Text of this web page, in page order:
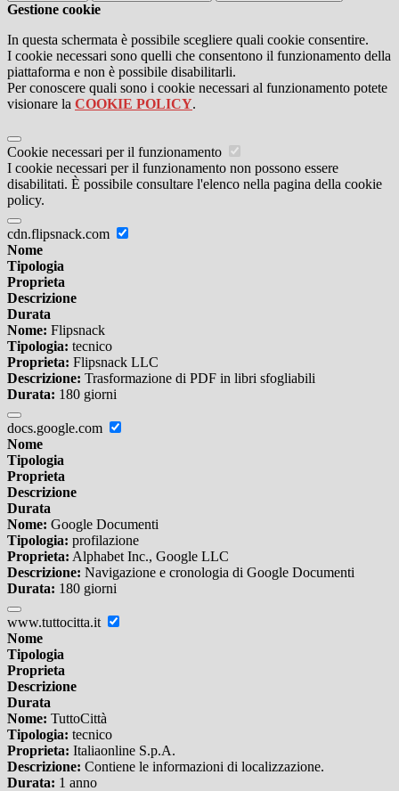
Gestione cookie
In questa schermata è possibile scegliere quali cookie consentire.
I cookie necessari sono quelli che consentono il funzionamento della
piattaforma e non è possibile disabilitarli.
Per conoscere quali sono i cookie necessari al funzionamento potete
visionare la COOKIE POLICY.
Cookie necessari per il funzionamento
I cookie necessari per il funzionamento non possono essere
disabilitati. È possibile consultare l'elenco nella pagina della cookie
policy.
cdn.flipsnack.com
Nome
Tipologia
Proprieta
Descrizione
Durata
Nome: Flipsnack
Tipologia: tecnico
Proprieta: Flipsnack LLC
Descrizione: Trasformazione di PDF in libri sfogliabili
Durata: 180 giorni
docs.google.com
Nome
Tipologia
Proprieta
Descrizione
Durata
Nome: Google Documenti
Tipologia: profilazione
Proprieta: Alphabet Inc., Google LLC
Descrizione: Navigazione e cronologia di Google Documenti
Durata: 180 giorni
www.tuttocitta.it
Nome
Tipologia
Proprieta
Descrizione
Durata
Nome: TuttoCittà
Tipologia: tecnico
Proprieta: Italiaonline S.p.A.
Descrizione: Contiene le informazioni di localizzazione.
Durata: 1 anno